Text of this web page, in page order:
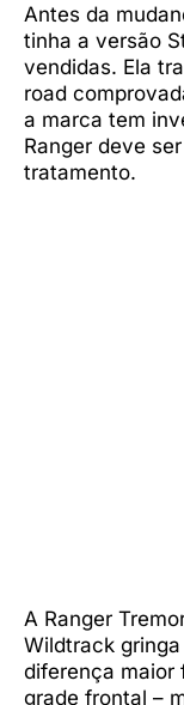
Antes da
tinha a versão
vendidas. Ela
road
a marca tem
Ranger deve
tratamento.
A Ranger
Wildtrack
diferença maior
grade frontal –